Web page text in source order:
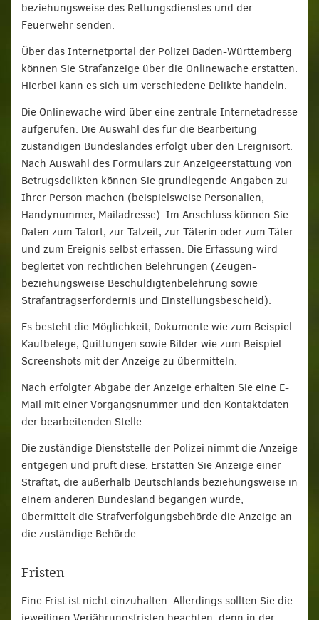
beziehungsweise des Rettungsdienstes und der
Feuerwehr senden.
Über das Internetportal der Polizei Baden-Württemberg
können Sie Strafanzeige über die Onlinewache erstatten.
Hierbei kann es sich um verschiedene Delikte handeln.
Die Onlinewache wird über eine zentrale Internetadresse
aufgerufen. Die Auswahl des für die Bearbeitung
zuständigen Bundeslandes erfolgt über den Ereignisort.
Nach Auswahl des Formulars zur Anzeigeerstattung von
Betrugsdelikten können Sie grundlegende Angaben zu
Ihrer Person machen (beispielsweise Personalien,
Handynummer, Mailadresse). Im Anschluss können Sie
Daten zum Tatort, zur Tatzeit, zur Täterin oder zum Täter
und zum Ereignis selbst erfassen. Die Erfassung wird
begleitet von rechtlichen Belehrungen (Zeugen-
beziehungsweise Beschuldigtenbelehrung sowie
Strafantragserfordernis und Einstellungsbescheid).
Es besteht die Möglichkeit, Dokumente wie zum Beispiel
Kaufbelege, Quittungen sowie Bilder wie zum Beispiel
Screenshots mit der Anzeige zu übermitteln.
Nach erfolgter Abgabe der Anzeige erhalten Sie eine E-
Mail mit einer Vorgangsnummer und den Kontaktdaten
der bearbeitenden Stelle.
Die zuständige Dienststelle der Polizei nimmt die Anzeige
entgegen und prüft diese. Erstatten Sie Anzeige einer
Straftat, die außerhalb Deutschlands beziehungsweise in
einem anderen Bundesland begangen wurde,
übermittelt die Strafverfolgungsbehörde die Anzeige an
die zuständige Behörde.
Fristen
Eine Frist ist nicht einzuhalten. Allerdings sollten Sie die